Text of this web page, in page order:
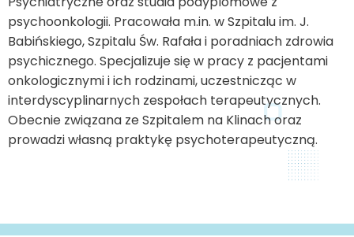
psychoonkologii. Pracowała m.in. w Szpitalu im. J.
Babińskiego, Szpitalu Św. Rafała i poradniach zdrowia
psychicznego. Specjalizuje się w pracy z pacjentami
onkologicznymi i ich rodzinami, uczestnicząc w
interdyscyplinarnych zespołach terapeutycznych.
Obecnie związana ze Szpitalem na Klinach oraz
prowadzi własną praktykę psychoterapeutyczną.